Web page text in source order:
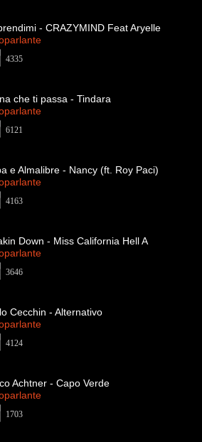
- CRAZYMIND Feat Aryelle
4335
che ti passa - Tindara
6121
e Almalibre - Nancy (ft. Roy Paci)
4163
Down - Miss California Hell A
3646
Cecchin - Alternativo
4124
Achtner - Capo Verde
1703